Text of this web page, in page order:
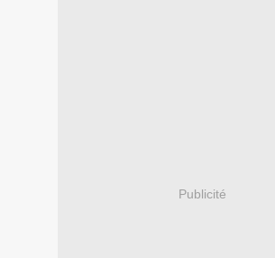
Publicité